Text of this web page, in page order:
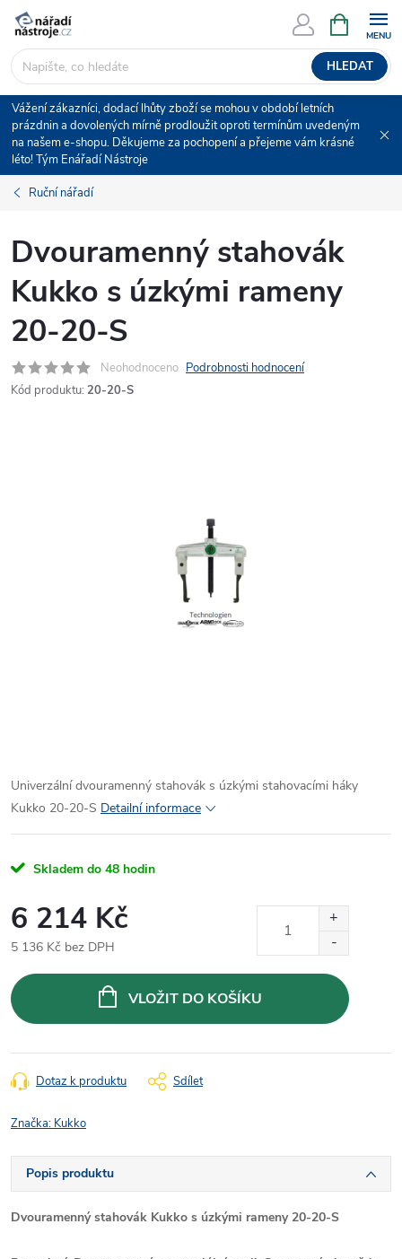
Přejít
obsah
HLEDAT
NÁKUPNÍ
KOŠÍK
Vážení zákazníci, dodací lhůty zboží se mohou v období letních
prázdnin a dovolených mírně prodloužit oproti termínům uvedeným
na našem e-shopu. Děkujeme za pochopení a přejeme vám krásné
léto! Tým Enářadí Nástroje
Ruční nářadí
Dvouramenný stahovák
Kukko s úzkými rameny
20-20-S
Neohodnoceno Podrobnosti hodnocení
Kód produktu: 20-20-S
Univerzální dvouramenný stahovák s úzkými stahovacími háky
Kukko 20-20-S Detailní informace
Skladem do 48 hodin
6 214 Kč
5 136 Kč bez DPH
cena:
VLOŽIT DO KOŠÍKU
Dotaz k produktu Sdílet
Značka: Kukko
Popis produktu
Dvouramenný stahovák Kukko s úzkými rameny 20-20-S